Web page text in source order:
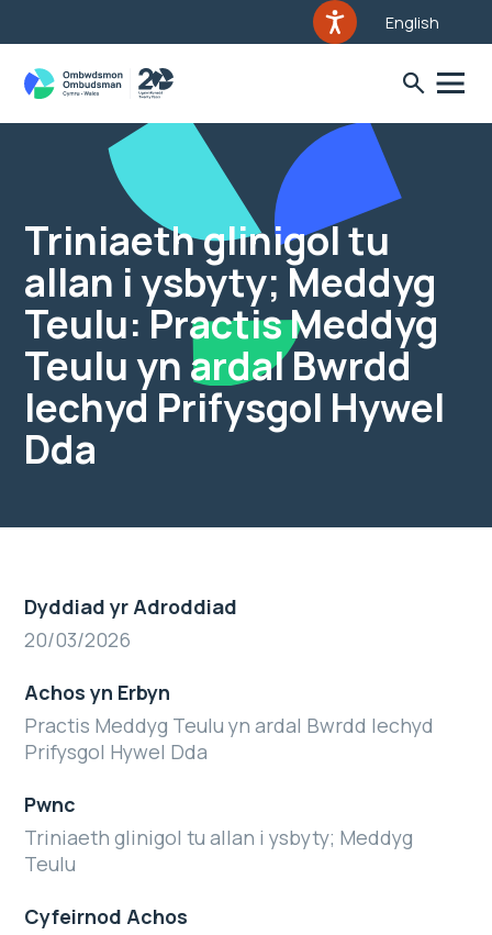
English
Triniaeth glinigol tu
allan i ysbyty; Meddyg
Teulu: Practis Meddyg
Teulu yn ardal Bwrdd
Iechyd Prifysgol Hywel
Dda
Dyddiad yr Adroddiad
20/03/2026
Achos yn Erbyn
Practis Meddyg Teulu yn ardal Bwrdd Iechyd
Prifysgol Hywel Dda
Pwnc
Triniaeth glinigol tu allan i ysbyty; Meddyg
Teulu
Cyfeirnod Achos